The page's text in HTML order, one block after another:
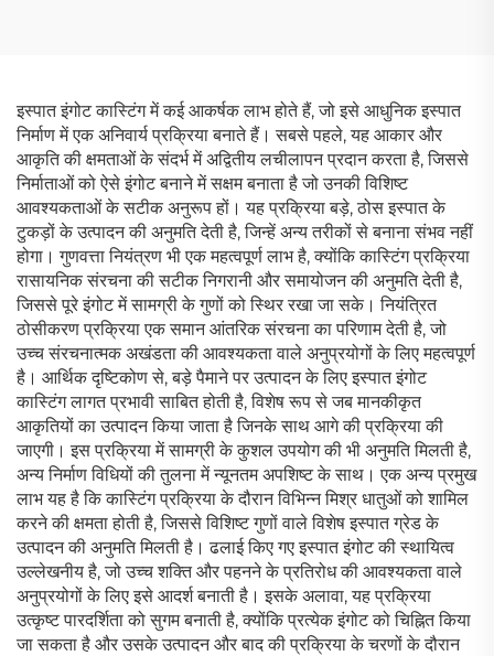
इस्पात इंगोट कास्टिंग में कई आकर्षक लाभ होते हैं, जो इसे आधुनिक इस्पात
निर्माण में एक अनिवार्य प्रक्रिया बनाते हैं। सबसे पहले, यह आकार और
आकृति की क्षमताओं के संदर्भ में अद्वितीय लचीलापन प्रदान करता है, जिससे
निर्माताओं को ऐसे इंगोट बनाने में सक्षम बनाता है जो उनकी विशिष्ट
आवश्यकताओं के सटीक अनुरूप हों। यह प्रक्रिया बड़े, ठोस इस्पात के
टुकड़ों के उत्पादन की अनुमति देती है, जिन्हें अन्य तरीकों से बनाना संभव नहीं
होगा। गुणवत्ता नियंत्रण भी एक महत्वपूर्ण लाभ है, क्योंकि कास्टिंग प्रक्रिया
रासायनिक संरचना की सटीक निगरानी और समायोजन की अनुमति देती है,
जिससे पूरे इंगोट में सामग्री के गुणों को स्थिर रखा जा सके। नियंत्रित
ठोसीकरण प्रक्रिया एक समान आंतरिक संरचना का परिणाम देती है, जो
उच्च संरचनात्मक अखंडता की आवश्यकता वाले अनुप्रयोगों के लिए महत्वपूर्ण
है। आर्थिक दृष्टिकोण से, बड़े पैमाने पर उत्पादन के लिए इस्पात इंगोट
कास्टिंग लागत प्रभावी साबित होती है, विशेष रूप से जब मानकीकृत
आकृतियों का उत्पादन किया जाता है जिनके साथ आगे की प्रक्रिया की
जाएगी। इस प्रक्रिया में सामग्री के कुशल उपयोग की भी अनुमति मिलती है,
अन्य निर्माण विधियों की तुलना में न्यूनतम अपशिष्ट के साथ। एक अन्य प्रमुख
लाभ यह है कि कास्टिंग प्रक्रिया के दौरान विभिन्न मिश्र धातुओं को शामिल
करने की क्षमता होती है, जिससे विशिष्ट गुणों वाले विशेष इस्पात ग्रेड के
उत्पादन की अनुमति मिलती है। ढलाई किए गए इस्पात इंगोट की स्थायित्व
उल्लेखनीय है, जो उच्च शक्ति और पहनने के प्रतिरोध की आवश्यकता वाले
अनुप्रयोगों के लिए इसे आदर्श बनाती है। इसके अलावा, यह प्रक्रिया
उत्कृष्ट पारदर्शिता को सुगम बनाती है, क्योंकि प्रत्येक इंगोट को चिह्नित किया
जा सकता है और उसके उत्पादन और बाद की प्रक्रिया के चरणों के दौरान